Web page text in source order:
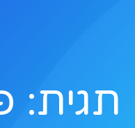
תגית: